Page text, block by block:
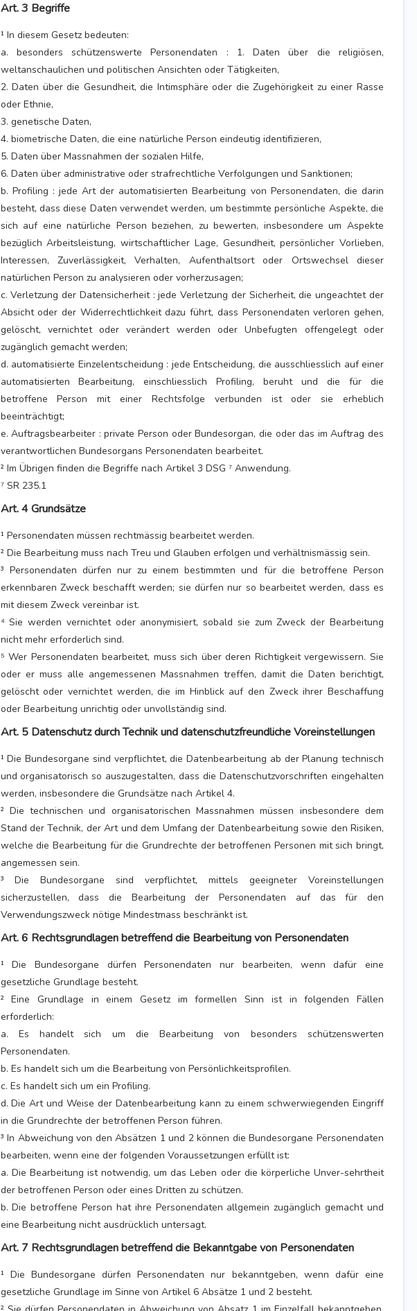
Art. 3 Begriffe
¹ In diesem Gesetz bedeuten:
a. besonders schützenswerte Personendaten : 1. Daten über die religiösen,
weltanschaulichen und politischen Ansichten oder Tätigkeiten,
2. Daten über die Gesundheit, die Intimsphäre oder die Zugehörigkeit zu einer Rasse
oder Ethnie,
3. genetische Daten,
4. biometrische Daten, die eine natürliche Person eindeutig identifizieren,
5. Daten über Massnahmen der sozialen Hilfe,
6. Daten über administrative oder strafrechtliche Verfolgungen und Sanktionen;
b. Profiling : jede Art der automatisierten Bearbeitung von Personendaten, die darin
besteht, dass diese Daten verwendet werden, um bestimmte persönliche Aspekte, die
sich auf eine natürliche Person beziehen, zu bewerten, insbesondere um Aspekte
bezüglich Arbeitsleistung, wirtschaftlicher Lage, Gesundheit, persönlicher Vorlieben,
Interessen, Zuverlässigkeit, Verhalten, Aufenthaltsort oder Ortswechsel dieser
natürlichen Person zu analysieren oder vorherzusagen;
c. Verletzung der Datensicherheit : jede Verletzung der Sicherheit, die ungeachtet der
Absicht oder der Widerrechtlichkeit dazu führt, dass Personendaten verloren gehen,
gelöscht, vernichtet oder verändert werden oder Unbefugten offengelegt oder
zugänglich gemacht werden;
d. automatisierte Einzelentscheidung : jede Entscheidung, die ausschliesslich auf einer
automatisierten Bearbeitung, einschliesslich Profiling, beruht und die für die
betroffene Person mit einer Rechtsfolge verbunden ist oder sie erheblich
beeinträchtigt;
e. Auftragsbearbeiter : private Person oder Bundesorgan, die oder das im Auftrag des
verantwortlichen Bundesorgans Personendaten bearbeitet.
² Im Übrigen finden die Begriffe nach Artikel 3 DSG ⁷ Anwendung.
⁷ SR 235.1
Art. 4 Grundsätze
¹ Personendaten müssen rechtmässig bearbeitet werden.
² Die Bearbeitung muss nach Treu und Glauben erfolgen und verhältnismässig sein.
³ Personendaten dürfen nur zu einem bestimmten und für die betroffene Person
erkennbaren Zweck beschafft werden; sie dürfen nur so bearbeitet werden, dass es
mit diesem Zweck vereinbar ist.
⁴ Sie werden vernichtet oder anonymisiert, sobald sie zum Zweck der Bearbeitung
nicht mehr erforderlich sind.
⁵ Wer Personendaten bearbeitet, muss sich über deren Richtigkeit vergewissern. Sie
oder er muss alle angemessenen Massnahmen treffen, damit die Daten berichtigt,
gelöscht oder vernichtet werden, die im Hinblick auf den Zweck ihrer Beschaffung
oder Bearbeitung unrichtig oder unvollständig sind.
Art. 5 Datenschutz durch Technik und datenschutzfreundliche Voreinstellungen
¹ Die Bundesorgane sind verpflichtet, die Datenbearbeitung ab der Planung technisch
und organisatorisch so auszugestalten, dass die Datenschutzvorschriften eingehalten
werden, insbesondere die Grundsätze nach Artikel 4.
² Die technischen und organisatorischen Massnahmen müssen insbesondere dem
Stand der Technik, der Art und dem Umfang der Datenbearbeitung sowie den Risiken,
welche die Bearbeitung für die Grundrechte der betroffenen Personen mit sich bringt,
angemessen sein.
³ Die Bundesorgane sind verpflichtet, mittels geeigneter Voreinstellungen
sicherzustellen, dass die Bearbeitung der Personendaten auf das für den
Verwendungszweck nötige Mindestmass beschränkt ist.
Art. 6 Rechtsgrundlagen betreffend die Bearbeitung von Personendaten
¹ Die Bundesorgane dürfen Personendaten nur bearbeiten, wenn dafür eine
gesetzliche Grundlage besteht.
² Eine Grundlage in einem Gesetz im formellen Sinn ist in folgenden Fällen
erforderlich:
a. Es handelt sich um die Bearbeitung von besonders schützenswerten
Personendaten.
b. Es handelt sich um die Bearbeitung von Persönlichkeitsprofilen.
c. Es handelt sich um ein Profiling.
d. Die Art und Weise der Datenbearbeitung kann zu einem schwerwiegenden Eingriff
in die Grundrechte der betroffenen Person führen.
³ In Abweichung von den Absätzen 1 und 2 können die Bundesorgane Personendaten
bearbeiten, wenn eine der folgenden Voraussetzungen erfüllt ist:
a. Die Bearbeitung ist notwendig, um das Leben oder die körperliche Unver-sehrtheit
der betroffenen Person oder eines Dritten zu schützen.
b. Die betroffene Person hat ihre Personendaten allgemein zugänglich gemacht und
eine Bearbeitung nicht ausdrücklich untersagt.
Art. 7 Rechtsgrundlagen betreffend die Bekanntgabe von Personendaten
¹ Die Bundesorgane dürfen Personendaten nur bekanntgeben, wenn dafür eine
gesetzliche Grundlage im Sinne von Artikel 6 Absätze 1 und 2 besteht.